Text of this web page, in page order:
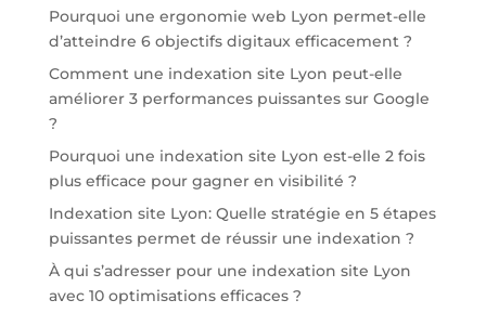
Pourquoi une ergonomie web Lyon permet-elle
d’atteindre 6 objectifs digitaux efficacement ?
Comment une indexation site Lyon peut-elle
améliorer 3 performances puissantes sur Google
?
Pourquoi une indexation site Lyon est-elle 2 fois
plus efficace pour gagner en visibilité ?
Indexation site Lyon: Quelle stratégie en 5 étapes
puissantes permet de réussir une indexation ?
À qui s’adresser pour une indexation site Lyon
avec 10 optimisations efficaces ?